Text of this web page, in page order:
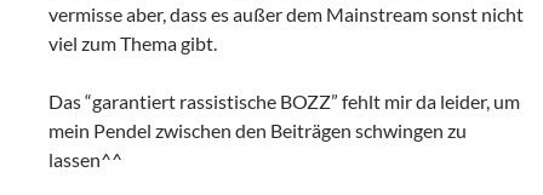
vermisse aber, dass es außer dem Mainstream sonst nicht
viel zum Thema gibt.
Das “garantiert rassistische BOZZ” fehlt mir da leider, um
mein Pendel zwischen den Beiträgen schwingen zu
lassen^^